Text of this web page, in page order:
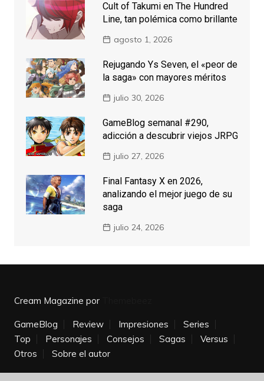
Cult of Takumi en The Hundred
Line, tan polémica como brillante
agosto 1, 2026
Rejugando Ys Seven, el «peor de
la saga» con mayores méritos
julio 30, 2026
GameBlog semanal #290,
adicción a descubrir viejos JRPG
julio 27, 2026
Final Fantasy X en 2026,
analizando el mejor juego de su
saga
julio 24, 2026
Cream Magazine por
GameBlog Review Impresiones
Series
Top
Personajes Consejos Sagas
Versus
Otros
Sobre el autor